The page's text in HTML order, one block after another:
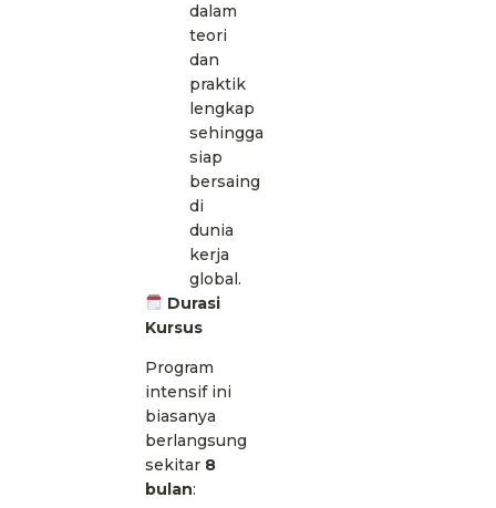
dalam
teori
dan
praktik
lengkap
sehingga
siap
bersaing
di
dunia
kerja
global.
Durasi
Kursus
Program
intensif ini
biasanya
berlangsung
sekitar 8
bulan: